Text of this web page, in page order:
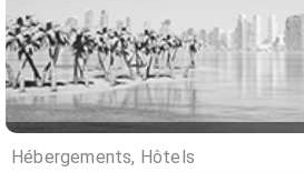
Hébergements, Hôtels